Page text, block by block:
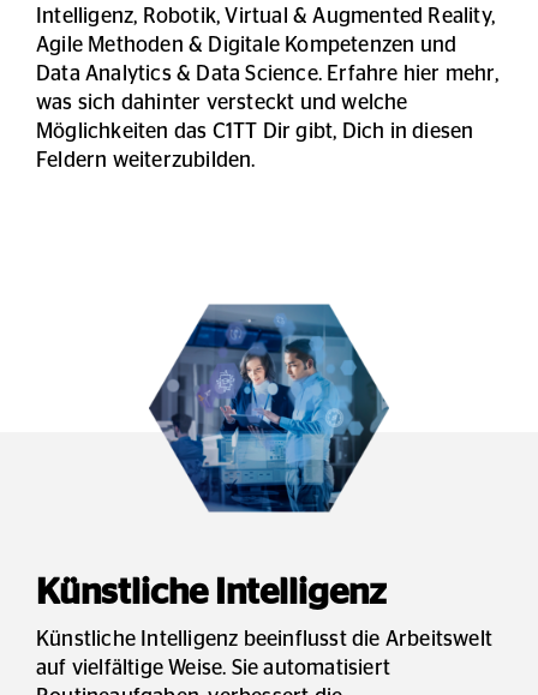
Intelligenz, Robotik, Virtual & Augmented Reality,
Agile Methoden & Digitale Kompetenzen und
Data Analytics & Data Science. Erfahre hier mehr,
was sich dahinter versteckt und welche
Möglichkeiten das C1TT Dir gibt, Dich in diesen
Feldern weiterzubilden.
Künstliche Intelligenz
Künstliche Intelligenz beeinflusst die Arbeitswelt
auf vielfältige Weise. Sie automatisiert